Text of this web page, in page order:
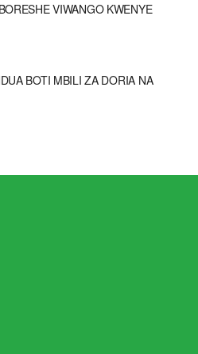
VIWANGO KWENYE
BOTI MBILI ZA DORIA NA